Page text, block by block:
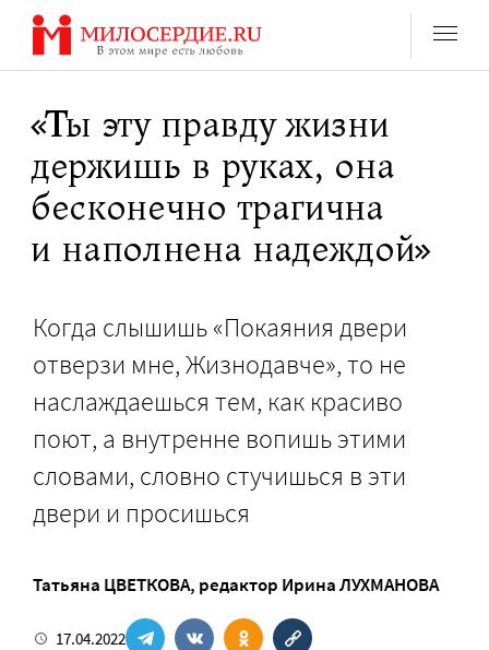
Перейти
содержанию
«Ты эту правду жизни
держишь в руках, она
бесконечно трагична
и наполнена надеждой»
Когда слышишь «Покаяния двери
отверзи мне, Жизнодавче», то не
наслаждаешься тем, как красиво
поют, а внутренне вопишь этими
словами, словно стучишься в эти
двери и просишься
Татьяна ЦВЕТКОВА, редактор Ирина ЛУХМАНОВА
17.04.2022